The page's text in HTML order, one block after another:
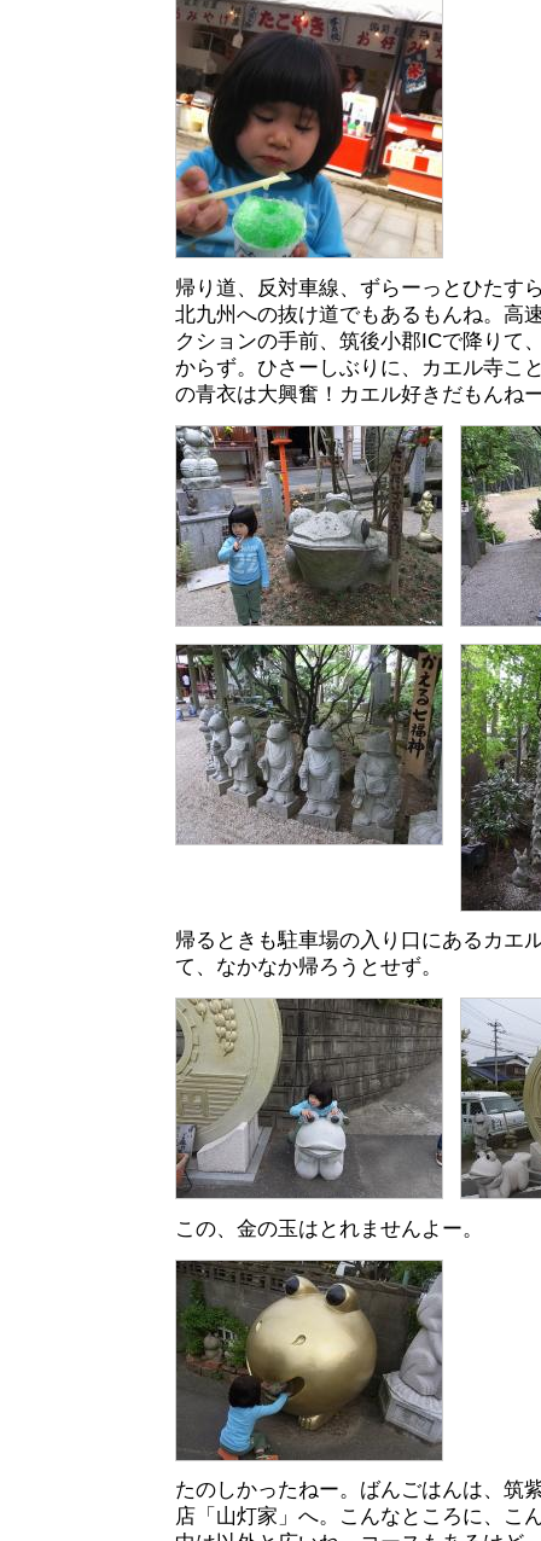
帰り道、反対車線、ずらーっとひたす
北九州への抜け道でもあるもんね。高
クションの手前、筑後小郡ICで降りて
からず。ひさーしぶりに、カエル寺こ
の青衣は大興奮！カエル好きだもんね
帰るときも駐車場の入り口にあるカエ
て、なかなか帰ろうとせず。
この、金の玉はとれませんよー。
たのしかったねー。ばんごはんは、筑
店「山灯家」へ。こんなところに、こ